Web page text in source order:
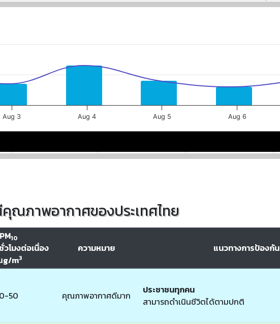
ณภาพอากาศของประเทศไทย
PM10
วโมงต่อเนื่อง
m3
ความหมาย แนวทางการป้องกัน
0-50 คุณภาพอากาศดีมาก
ประชาชนทุกคน
สามารถดำเนินชีวิตได้ตามปกติ